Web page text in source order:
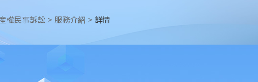
權民事訴訟 > 服務介紹 > 詳情